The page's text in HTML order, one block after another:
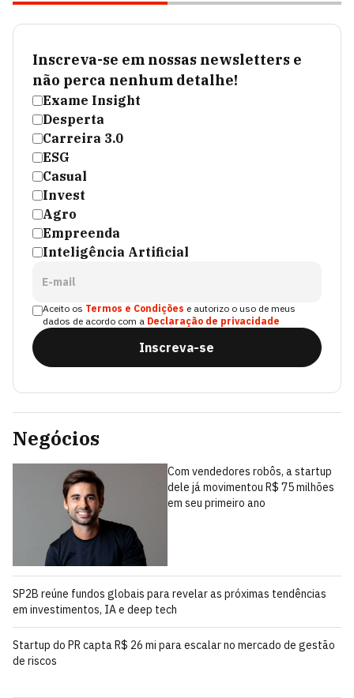
Inscreva-se em nossas newsletters e
não perca nenhum detalhe!
Exame Insight
Desperta
Carreira 3.0
ESG
Casual
Invest
Agro
Empreenda
Inteligência Artificial
E-mail
Aceito os Termos e Condições e autorizo o uso de meus
dados de acordo com a Declaração de privacidade
Inscreva-se
Negócios
Com vendedores robôs, a startup
dele já movimentou R$ 75 milhões
em seu primeiro ano
SP2B reúne fundos globais para revelar as próximas tendências
em investimentos, IA e deep tech
Startup do PR capta R$ 26 mi para escalar no mercado de gestão
de riscos